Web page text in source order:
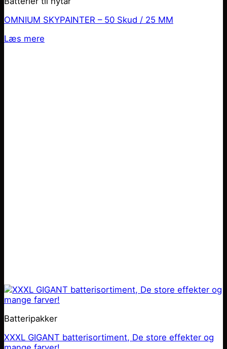
OMNIUM SKYPAINTER – 50 Skud / 25 MM
Læs mere
Batteripakker
XXXL GIGANT batterisortiment, De store effekter og